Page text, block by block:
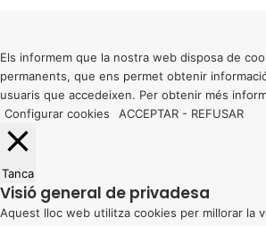
button
Els informem que la nostra web disposa de
permanents, que ens permet obtenir
usuaris que accedeixen. Per obtenir més
Configurar cookies
ACCEPTAR - REFUSAR
Tanca
Visió general de privadesa
Aquest lloc web utilitza cookies per millorar la